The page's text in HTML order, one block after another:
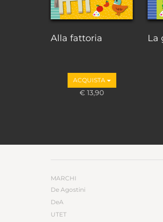
Alla fattoria
ACQUISTA
€ 13,90
La
MARCHI
De Agostini
DeA
UTET